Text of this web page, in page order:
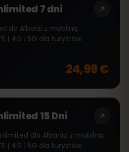
7 dni
do Albanii z mobilną
| 4G | 5G dla turystów
24,99 €
15 Dni
dla Albania z mobilną
| 4G | 5G dla turystów